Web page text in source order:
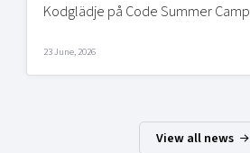
Kodglädje på Code Summer Camp
23 June, 2026
View all news